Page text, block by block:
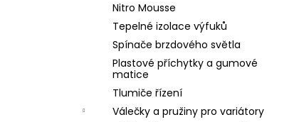
Nitro Mousse
Tepelné izolace výfuků
Spínače brzdového světla
Plastové příchytky a gumové
matice
Tlumiče řízení
Válečky a pružiny pro variátory